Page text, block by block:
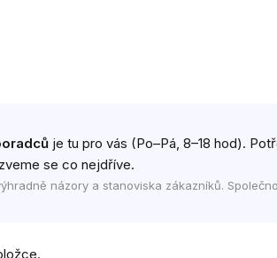
je tu pro vás (Po–Pá, 8–18 hod).
se co nejdříve.
názory a stanoviska zákazníků.